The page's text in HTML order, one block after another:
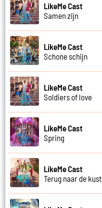
LikeMe Cast
Samen zijn
LikeMe Cast
Schone schijn
LikeMe Cast
Soldiers of love
LikeMe Cast
Spring
LikeMe Cast
Terug naar de kust